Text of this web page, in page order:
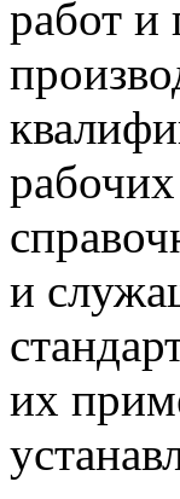
работ и
и
их